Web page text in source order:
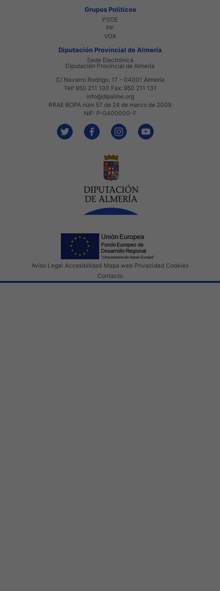
Grupos Políticos
PSOE
PP
VOX
Diputación Provincial de Almería
Sede Electrónica
Diputación Provincial de Almería
C/ Navarro Rodrigo, 17 - 04001 Almería
Telf 950 211 100 Fax: 950 211 131
info@dipalme.org
RRAE BOPA núm 57 de 24 de marzo de 2009
NIF: P-0400000-F
Aviso Legal Accesibilidad Mapa web Privacidad Cookies
Contacto